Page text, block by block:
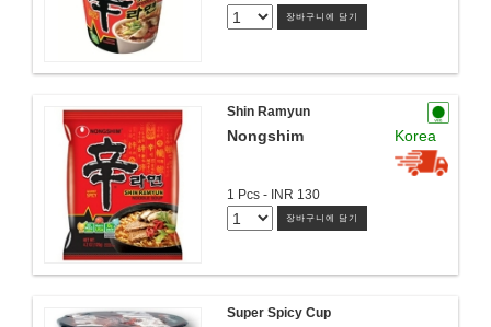
장바구니에 담기
Shin Ramyun
Nongshim Korea
1 Pcs - INR 130
장바구니에 담기
Super Spicy Cup